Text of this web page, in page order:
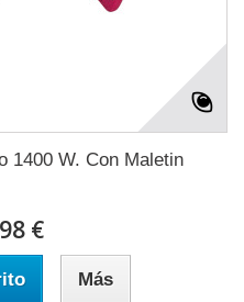
1400 W. Con Maletin
€
Más